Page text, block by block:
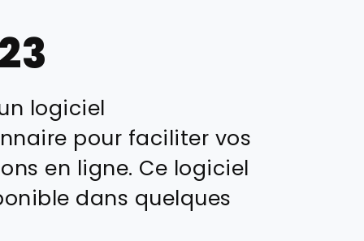
logiciel
pour faciliter vos
en ligne. Ce logiciel
dans quelques